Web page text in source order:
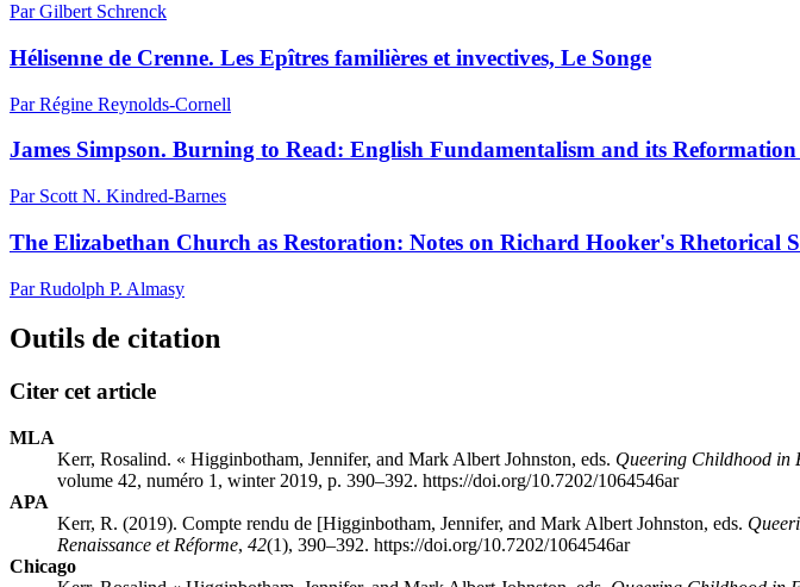
Par Gilbert Schrenck
Hélisenne de Crenne. Les Epîtres familières et invectives, Le Songe
Par Régine Reynolds-Cornell
James Simpson. Burning to Read: English Fundamentalism and its
Par Scott N. Kindred-Barnes
The Elizabethan Church as Restoration: Notes on Richard Hooker's Rhetorical
Par Rudolph P. Almasy
Outils de citation
Citer cet article
MLA
Kerr, Rosalind. « Higginbotham, Jennifer, and Mark Albert Johnston, eds. Queering Childhood in
volume 42, numéro 1, winter 2019, p. 390–392. https://doi.org/10.7202/1064546ar
APA
Kerr, R. (2019). Compte rendu de [Higginbotham, Jennifer, and Mark Albert Johnston, eds.
Renaissance et Réforme, 42(1), 390–392. https://doi.org/10.7202/1064546ar
Chicago